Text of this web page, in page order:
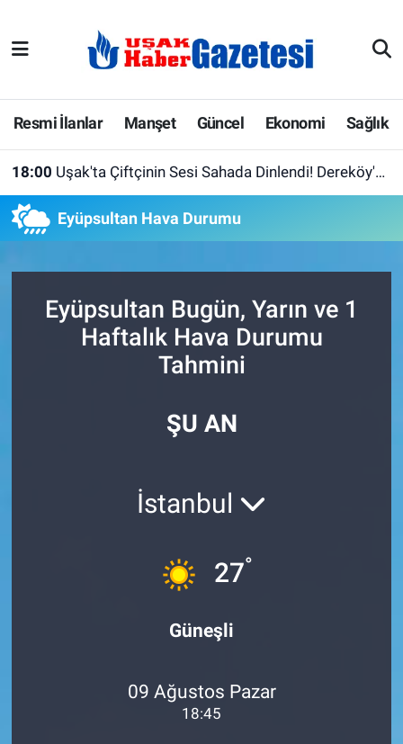
Resmi İlanlar Manşet Güncel Ekonomi Sağlık
18:00 Uşak'ta Çiftçinin Sesi Sahada Dinlendi! Dereköy'de Üreticilerle Bir Araya Geldiler
Eyüpsultan Hava Durumu
Eyüpsultan Bugün, Yarın ve 1
Haftalık Hava Durumu
Tahmini
ŞU AN
İstanbul
27°
Güneşli
09 Ağustos Pazar
18:45
E-Gazete
Ekonomi
İlanlar
Köşe Yazarları
Uşak Hava Durumu
Uşak Trafik Yoğunluk Haritası
Haber Arşivi